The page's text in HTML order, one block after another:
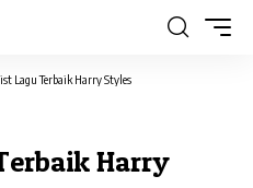
Lagu Terbaik Harry Styles
Harry